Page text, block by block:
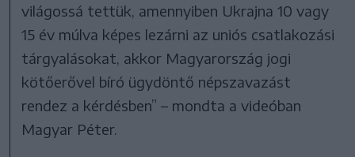
világossá tettük, amennyiben Ukrajna 10 vagy
15 év múlva képes lezárni az uniós csatlakozási
tárgyalásokat, akkor Magyarország jogi
kötőerővel bíró ügydöntő népszavazást
rendez a kérdésben” – mondta a videóban
Magyar Péter.